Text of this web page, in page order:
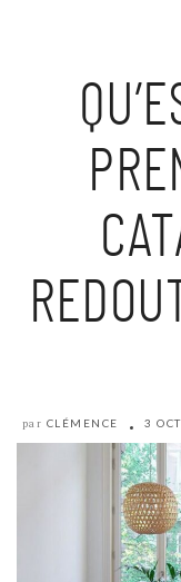
par CLÉMENCE 3